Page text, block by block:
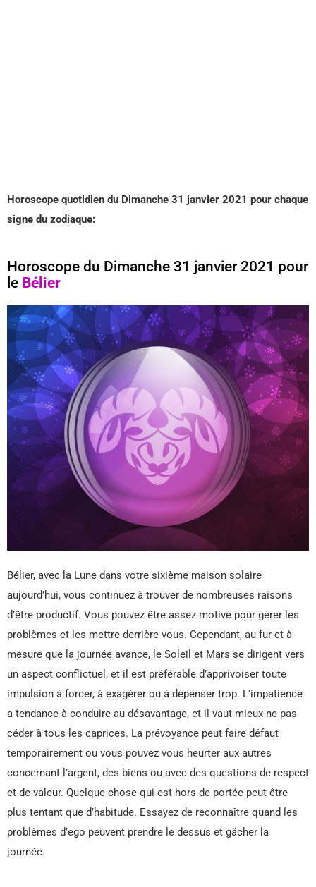
Horoscope quotidien du Dimanche 31 janvier 2021 pour chaque
signe du zodiaque:
Horoscope du Dimanche 31 janvier 2021 pour
le Bélier
Bélier, avec la Lune dans votre sixième maison solaire
aujourd’hui, vous continuez à trouver de nombreuses raisons
d’être productif. Vous pouvez être assez motivé pour gérer les
problèmes et les mettre derrière vous. Cependant, au fur et à
mesure que la journée avance, le Soleil et Mars se dirigent vers
un aspect conflictuel, et il est préférable d’apprivoiser toute
impulsion à forcer, à exagérer ou à dépenser trop. L’impatience
a tendance à conduire au désavantage, et il vaut mieux ne pas
céder à tous les caprices. La prévoyance peut faire défaut
temporairement ou vous pouvez vous heurter aux autres
concernant l’argent, des biens ou avec des questions de respect
et de valeur. Quelque chose qui est hors de portée peut être
plus tentant que d’habitude. Essayez de reconnaître quand les
problèmes d’ego peuvent prendre le dessus et gâcher la
journée.